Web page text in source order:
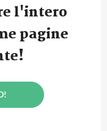
l'intero
pagine